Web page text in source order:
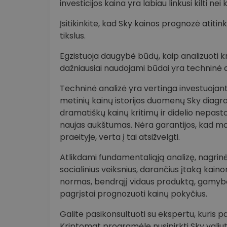
investicijos kaina yra labiau linkusi kilti nei
Įsitikinkite, kad Sky kainos prognozė
tikslus.
Egzistuoja daugybė būdų, kaip
dažniausiai naudojami būdai yra techninė
Techninė analizė yra vertinga
metinių kainų istorijos duomenų Sky
dramatiškų kainų kritimų ir didelio
naujas aukštumas. Nėra garantijos, kad
praeityje, verta į tai atsižvelgti.
Atlikdami fundamentaliąją analizę,
socialinius veiksnius, darančius įtaką
normas, bendrąjį vidaus produktą,
pagrįstai prognozuoti kainų pokyčius.
Galite pasikonsultuoti su ekspertu, kuris